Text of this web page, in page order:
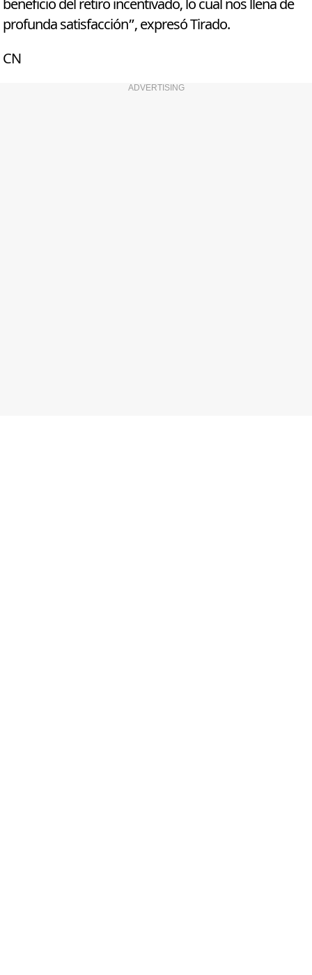
beneficio del retiro incentivado, lo cual nos llena de
profunda satisfacción”, expresó Tirado.
CN
ADVERTISING